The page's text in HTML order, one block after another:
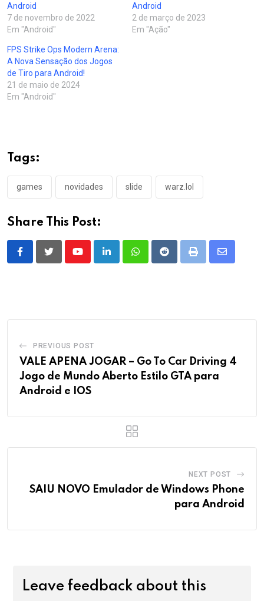
Android
7 de novembro de 2022
Em "Android"
Android
2 de março de 2023
Em "Ação"
FPS Strike Ops Modern Arena:
A Nova Sensação dos Jogos
de Tiro para Android!
21 de maio de 2024
Em "Android"
Tags:
games novidades slide warz.lol
Share This Post:
YoutubeLinkedInWhatsappRedditPrint
Share
PREVIOUS POST
VALE APENA JOGAR – Go To Car Driving 4
Jogo de Mundo Aberto Estilo GTA para
Android e IOS
NEXT POST
SAIU NOVO Emulador de Windows Phone
para Android
Leave feedback about this